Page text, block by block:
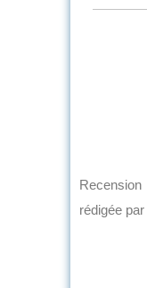
Recension
rédigée par